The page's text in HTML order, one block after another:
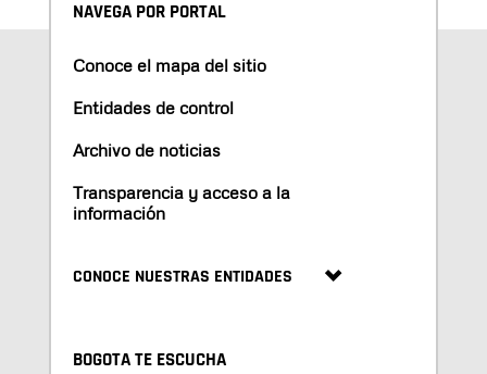
NAVEGA POR PORTAL
Conoce el mapa del sitio
Entidades de control
Archivo de noticias
Transparencia y acceso a la
información
CONOCE NUESTRAS ENTIDADES
BOGOTA TE ESCUCHA